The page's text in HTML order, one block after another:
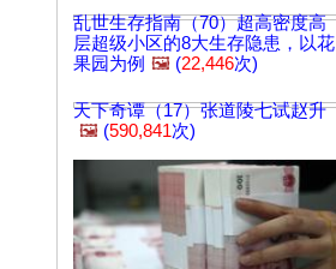
乱世生存指南（70）超高密度高
层超级小区的8大生存隐患，以花
果园为例 🖼️ (22,446次)
天下奇谭（17）张道陵七试赵升
🖼️ (590,841次)